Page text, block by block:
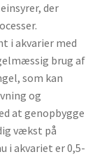
der
i akvarier med
brug af
som kan
og
at genopbygge
vækst på
i akvariet er 0,5-